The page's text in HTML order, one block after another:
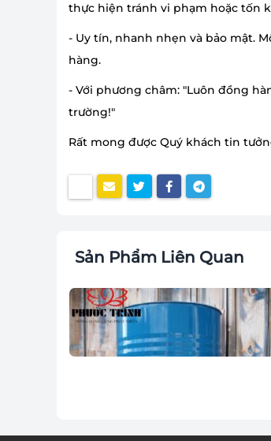
thực hiện tránh vi phạm hoặc tốn
- Uy tín, nhanh nhẹn và bảo mật.
hàng.
- Với phương châm: "Luôn đồng
trường!"
Rất mong được Quý khách tin
Sản Phẩm Liên Quan
METHANOL
Liên hệ